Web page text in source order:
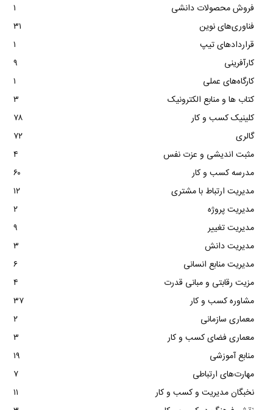
فروش محصولات دانشی
۱
فناوری‌های نوین
۳۱
قراردادهای تیپ
۱
کارآفرینی
۹
کارگاه‌های عملی
۱
کتاب ها و منابع الکترونیک
۳
کلینیک کسب و کار
۷۸
گالری
۷۲
مثبت اندیشی و عزت نفس
۴
مدرسه کسب و کار
۶۰
مدیریت ارتباط با مشتری
۱۲
مدیریت پروژه
۲
مدیریت تغییر
۹
مدیریت دانش
۳
مدیریت منابع انسانی
۶
مزیت رقابتی و مبانی قدرت
۴
مشاوره کسب و کار
۳۷
معماری سازمانی
۲
معماری فضای کسب و کار
۳
منابع آموزشی
۱۹
مهارت‌های ارتباطی
۷
نخبگان مدیریت و کسب و کار
۱۱